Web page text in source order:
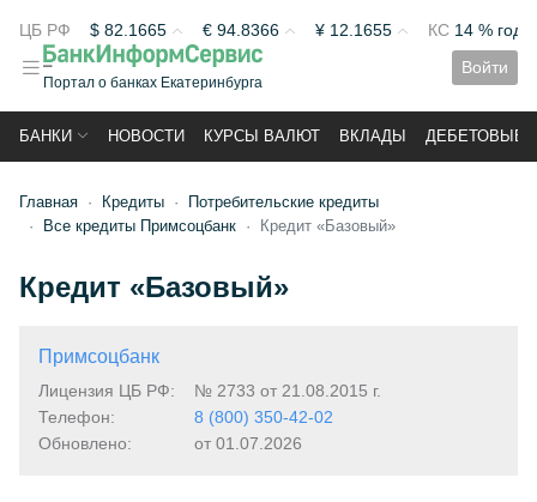
Портал о банках Екатеринбурга
ЦБ РФ $ 82.1665 € 94.8366 ¥ 12.1655 КС 14 % год
Войти
БАНКИ НОВОСТИ КУРСЫ ВАЛЮТ ВКЛАДЫ ДЕБЕТОВЫЕ
Главная Кредиты
Потребительские кредиты
Все кредиты Примсоцбанк
Кредит «Базовый»
Кредит «Базовый»
Примсоцбанк
Лицензия ЦБ РФ:
№ 2733 от 21.08.2015 г.
Телефон:
8 (800) 350-42-02
Обновлено:
от 01.07.2026